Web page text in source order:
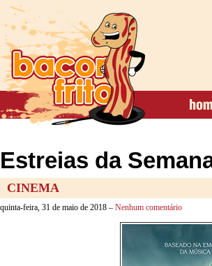
Estreias da
CINEMA
quinta-feira, 31 de maio de 2018 – Nenhum comentário